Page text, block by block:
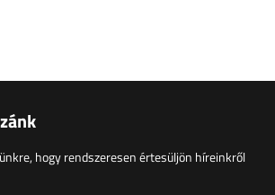
hogy rendszeresen értesüljön híreinkről